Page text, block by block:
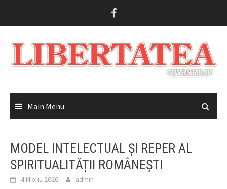
Main Menu
MODEL INTELECTUAL ȘI REPER AL
SPIRITUALITĂȚII ROMÂNEȘTI
4 Июнь 2026 admin